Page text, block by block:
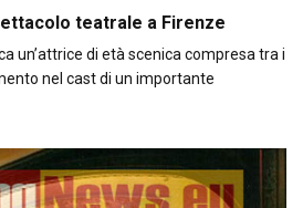
teatrale a Firenze
un’attrice di età scenica compresa tra i
nel cast di un importante